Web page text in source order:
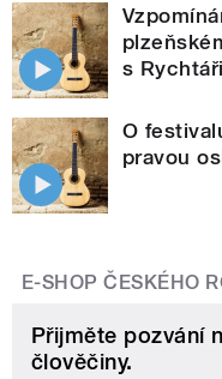
s
O
pravou
E-SHOP ČESKÉHO
Přijměte pozvání
člověčiny.